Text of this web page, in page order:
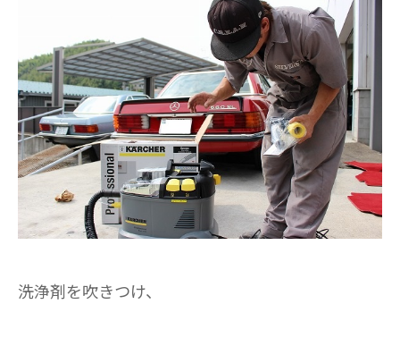
洗浄剤を吹きつけ、